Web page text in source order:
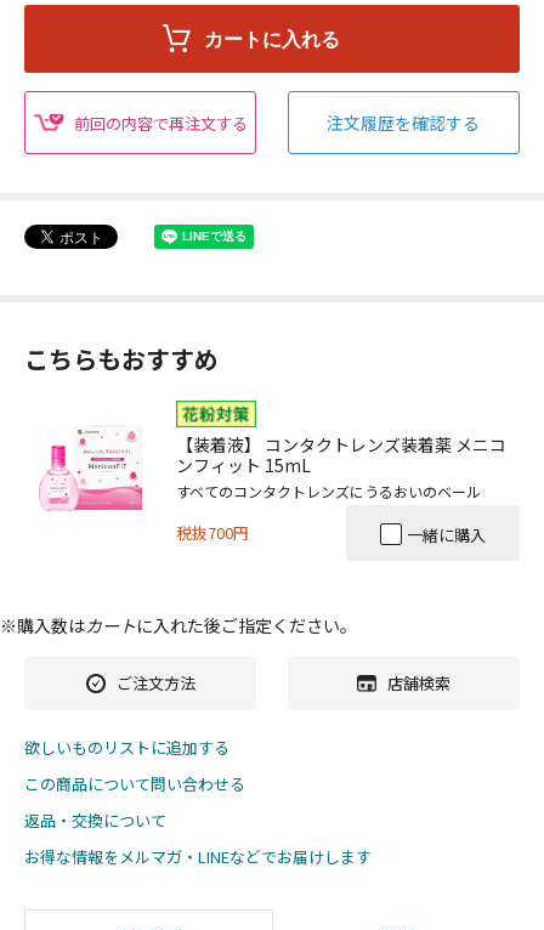
前回の内容で再注文する 注文履歴を確認する
こちらもおすすめ
【装着液】 コンタクトレンズ装着薬 メニコ
ンフィット 15mL
すべてのコンタクトレンズにうるおいのベール
税抜700円 一緒に購入
※購入数はカートに入れた後ご指定ください。
ご注文方法 店舗検索
欲しいものリストに追加する
この商品について問い合わせる
返品・交換について
お得な情報をメルマガ・LINEなどでお届けします